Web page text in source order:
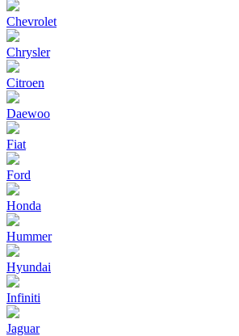
Chevrolet
Chrysler
Citroen
Daewoo
Fiat
Ford
Honda
Hummer
Hyundai
Infiniti
Jaguar